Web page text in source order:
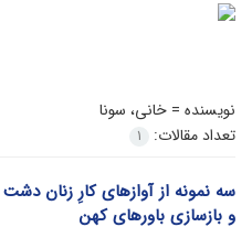
نویسنده = خانی، سونا
تعداد مقالات:
1
سه نمونه از آوازهای کارِ زنان
و بازسازی باورهای کهن